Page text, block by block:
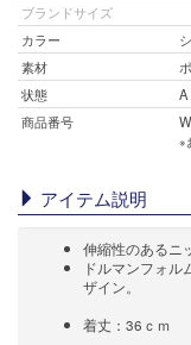
ブランドサイズ
カラー
素材
状態
A
商品番号
※
アイテム説明
伸縮性のあるニ
ドルマンフォ
ザイン。
着丈：36ｃｍ